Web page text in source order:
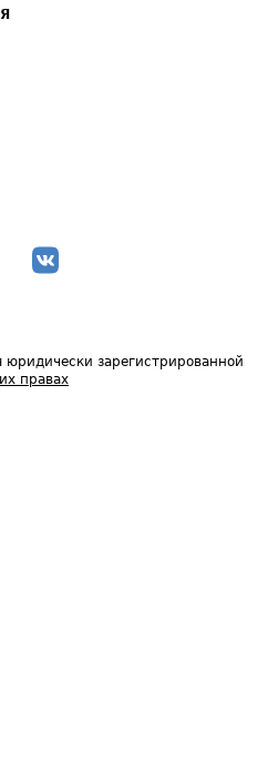
юридически зарегистрированной
правах